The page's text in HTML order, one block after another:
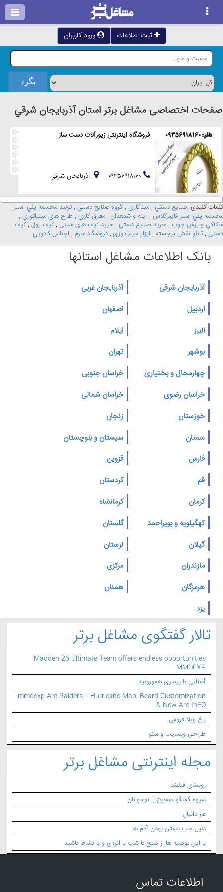
ثبت اطلاعات ورود کاربران
صفحات اختصاصی مشاغل برتر استان آذربايجان شرقي
فروشگاه اینترنتی زیورآلات دست ساز
آذربايجان شرقي
کلمات کلیدی: صنايع دستي , ميناکاري , گروه صنايع دستي , توليد مجسمه پلي استر ,
مجسمه پلي استر فايبرگلاس , آينه و شمعدان , معرق کاري , طرح هاي مينياتوري ,
حکاکي و برش چوب , خريد صنايع دستي , خريد کيف هاي سنتي ,کيف پول ,کيف
دستي , تابلو نقش برجسته , ابزار چرم دوزي , فروشگاه چرم , اجناس کادويي
بانک اطلاعات مشاغل استانها
آذربایجان شرقی
آذربایجان غربی
اردبیل
اصفهان
البرز
ایلام
بوشهر
تهران
چهارمحال و بختیاری
خراسان جنوبی
خراسان رضوی
خراسان شمالی
خوزستان
زنجان
سمنان
سیستان و بلوچستان
فارس
قزوین
قم
کردستان
کرمان
کرمانشاه
کهگیلویه و بویراحمد
گلستان
گیلان
لرستان
مازندران
مرکزی
هرمزگان
همدان
یزد
تالار گفتگوی مشاغل برتر
Madden 26 Ultimate Team offers endless opportunities
MMOEXP
آشنایی با بیماری هموروئید
mmoexp Arc Raiders – Hurricane Map, Beard Customization
& New Arc InFO
باغ ویلا فروش
طراحی وبسایت و سئو
مجله اینترنتی مشاغل برتر
روستای فیلبند
شیوه گفتگو صحیح با نوجوانان
غار دانیال
دلیل چپ دستن بودن آدم ها
با این توصیه ها از صبح تا شب با انرژی و با نشاط باشید
اطلاعات تماس